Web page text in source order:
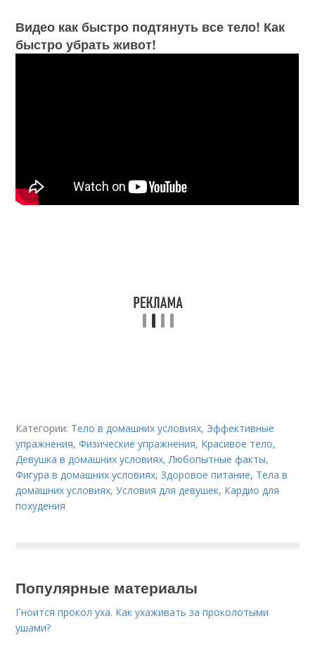
Видео как быстро подтянуть все тело! Как
быстро убрать живот!
Категории: Тело в домашних условиях, Эффективные
упражнения,Физические упражнения, Красивое тело,
Девушка в домашних условиях,Любопытные факты,
Фигура в домашних условиях,Здоровое питание, Тела в
домашних условиях,Условия для девушек, Кардио для
похудения
Популярные материалы
Гноится прокол уха. Как ухаживать за проколотыми
ушами?